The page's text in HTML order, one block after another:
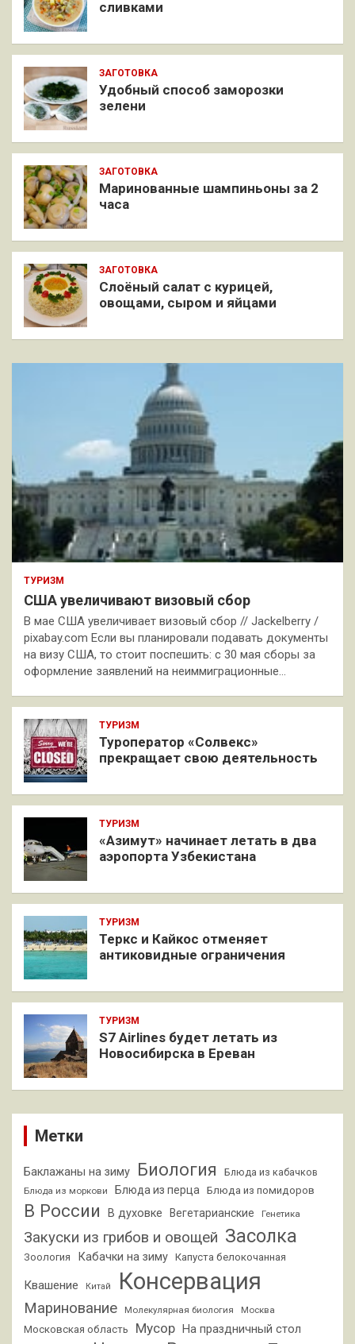
сливками
ЗАГОТОВКА
Удобный способ заморозки
зелени
ЗАГОТОВКА
Маринованные шампиньоны за 2
часа
ЗАГОТОВКА
Слоёный салат с курицей,
овощами, сыром и яйцами
ТУРИЗМ
США увеличивают визовый сбор
В мае США увеличивает визовый сбор // Jackelberry /
pixabay.com Если вы планировали подавать документы
на визу США, то стоит поспешить: с 30 мая сборы за
оформление заявлений на неиммиграционные…
ТУРИЗМ
Туроператор «Солвекс»
прекращает свою деятельность
ТУРИЗМ
«Азимут» начинает летать в два
аэропорта Узбекистана
ТУРИЗМ
Теркс и Кайкос отменяет
антиковидные ограничения
ТУРИЗМ
S7 Airlines будет летать из
Новосибирска в Ереван
Метки
Баклажаны на зиму Биология Блюда из кабачков
Блюда из моркови Блюда из перца Блюда из помидоров
В России В духовке Вегетарианские Генетика
Закуски из грибов и овощей Засолка
Зоология Кабачки на зиму Капуста белокочанная
Квашение Китай Консервация
Маринование Молекулярная биология Москва
Московская область Мусор На праздничный стол